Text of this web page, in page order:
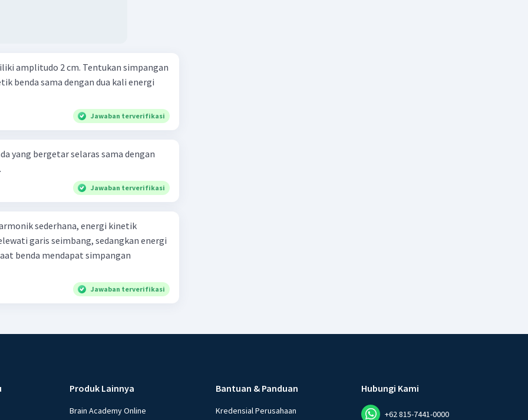
amplitudo 2 cm. Tentukan simpangan
benda sama dengan dua kali energi
Jawaban terverifikasi
yang bergetar selaras sama dengan
Jawaban terverifikasi
sederhana, energi kinetik
garis seimbang, sedangkan energi
benda mendapat simpangan
Jawaban terverifikasi
Produk Lainnya
Brain Academy Online
Bantuan & Panduan
Kredensial Perusahaan
Hubungi Kami
+62 815-7441-0000